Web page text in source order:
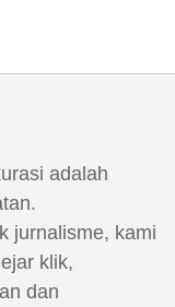
adalah
jurnalisme, kami
klik,
dan